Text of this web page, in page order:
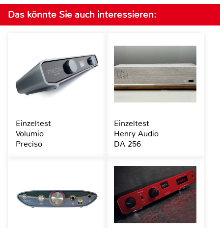
Das könnte Sie auch interessieren:
Einzeltest
Volumio
Preciso
Einzeltest
Henry Audio
DA 256